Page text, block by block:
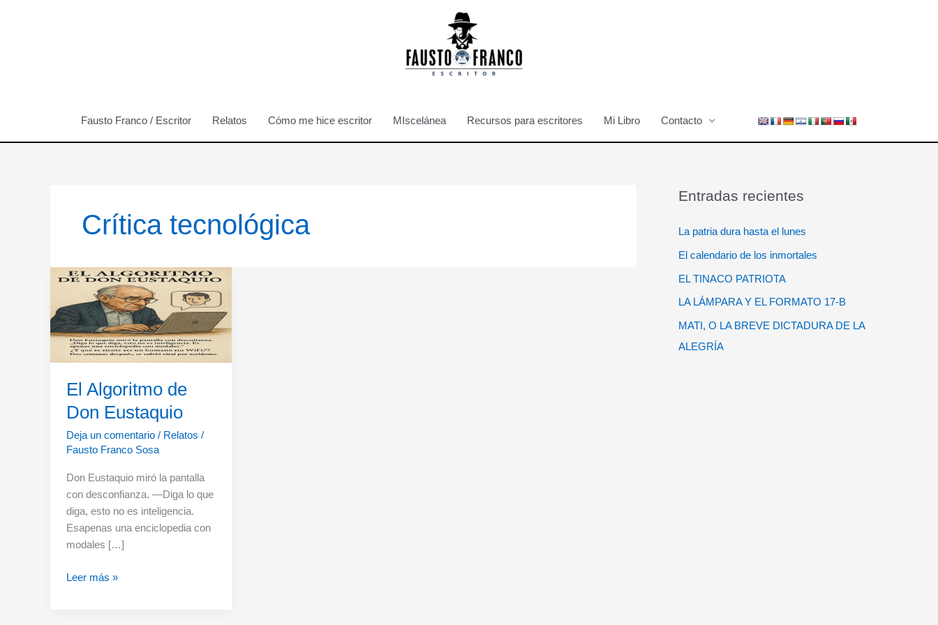
Fausto Franco / Escritor Relatos Cómo me hice escritor MIscelánea Recursos para escritores Mi Libro Contacto
Crítica tecnológica
El Algoritmo de
Don Eustaquio
Deja un comentario / Relatos /
Fausto Franco Sosa
Don Eustaquio miró la pantalla
con desconfianza. —Diga lo que
diga, esto no es inteligencia.
Esapenas una enciclopedia con
modales […]
El
Leer más »
Entradas recientes
La patria dura hasta el lunes
El calendario de los inmortales
EL TINACO PATRIOTA
LA LÁMPARA Y EL FORMATO 17-B
MATI, O LA BREVE DICTADURA DE LA
ALEGRÍA